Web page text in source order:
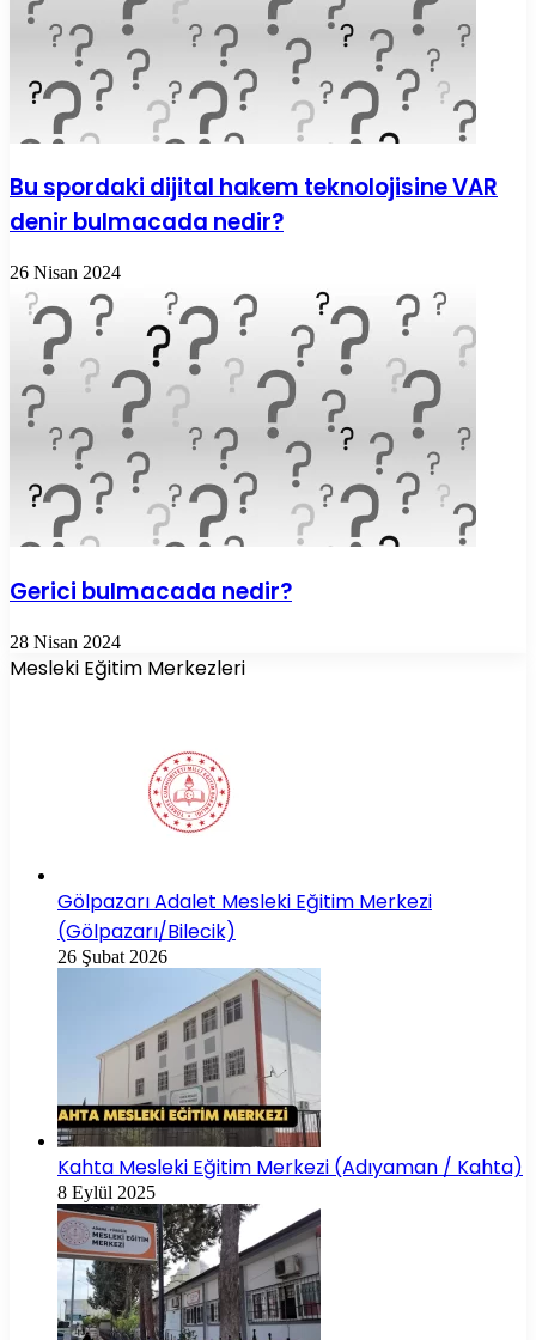
Bu spordaki dijital hakem teknolojisine VAR
denir bulmacada nedir?
26 Nisan 2024
Gerici bulmacada nedir?
28 Nisan 2024
Mesleki Eğitim Merkezleri
Gölpazarı Adalet Mesleki Eğitim Merkezi
(Gölpazarı/Bilecik)
26 Şubat 2026
Kahta Mesleki Eğitim Merkezi (Adıyaman / Kahta)
8 Eylül 2025